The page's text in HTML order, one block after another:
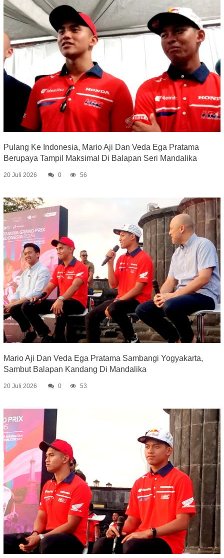
Pulang Ke Indonesia, Mario Aji Dan Veda Ega Pratama
Berupaya Tampil Maksimal Di Balapan Seri Mandalika
20 Juli 2026 0 56
Mario Aji Dan Veda Ega Pratama Sambangi Yogyakarta,
Sambut Balapan Kandang Di Mandalika
20 Juli 2026 0 53